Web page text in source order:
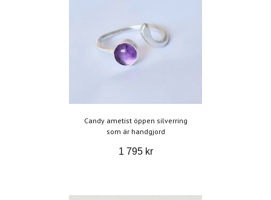
Candy ametist öppen silverring
som är handgjord
1 795 kr